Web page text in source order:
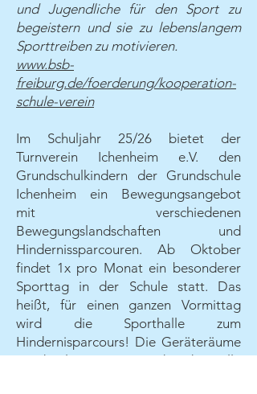
und Jugendliche für den Sport zu
begeistern und sie zu lebenslangem
Sporttreiben zu motivieren.
www.bsb-
freiburg.de/foerderung/kooperation-
schule-verein
Im Schuljahr 25/26 bietet der
Turnverein Ichenheim e.V. den
Grundschulkindern der Grundschule
Ichenheim ein Bewegungsangebot
mit verschiedenen
Bewegungslandschaften und
Hindernissparcouren. Ab Oktober
findet 1x pro Monat ein besonderer
Sporttag in der Schule statt. Das
heißt, für einen ganzen Vormittag
wird die Sporthalle zum
Hindernisparcours! Die Geräteräume
werden leergeräumt und in der Halle